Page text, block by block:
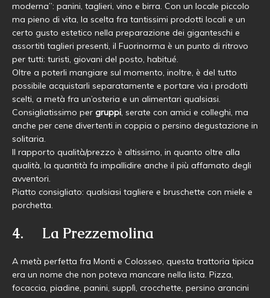
moderna”: panini, taglieri, vino e birra. Con un locale piccolo
ma pieno di vita, la scelta fra tantissimi prodotti locali e un
certo gusto estetico nella preparazione dei giganteschi e
assortiti taglieri presenti, il Fuorinorma è un punto di ritrovo
per tutti: turisti, giovani del posto, habitué.
Oltre a poterli mangiare sul momento, inoltre, è del tutto
possibile acquistarli separatamente e portare via i prodotti
scelti, a metà fra un’osteria e un alimentari qualsiasi.
Consigliatissimo per gruppi, serate con amici e colleghi, ma
anche per cene divertenti in coppia o persino degustazione in
solitaria.
Il rapporto qualità/prezzo è altissimo, in quanto oltre alla
qualità, la quantità fa impallidire anche il più affamato degli
avventori.
Piatto consigliato: qualsiasi tagliere e bruschette con miele e
porchetta.
4. La Prezzemolina
A metà perfetta fra Monti e Colosseo, questa trattoria tipica
era un nome che non poteva mancare nella lista. Pizza,
focaccia, piadine, panini, supplì, crocchette, persino arancini